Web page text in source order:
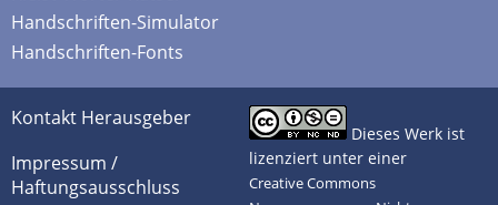
Handschriften-Simulator
Handschriften-Fonts
Kontakt Herausgeber
Impressum /
Haftungsausschluss
Dieses Werk ist
lizenziert unter einer
Creative Commons